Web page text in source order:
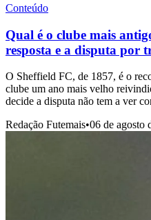
Conteúdo
Qual é o clube mais
resposta e a disputa por
O Sheffield FC, de 1857, é o
clube um ano mais velho
decide a disputa não tem a ver
Redação Futemais•06 de agosto